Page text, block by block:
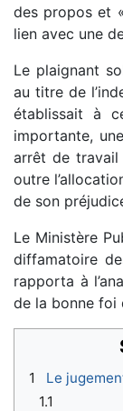
des propos et
lien avec une
Le plaignant
au titre de
établissait à
importante,
arrêt de travail
outre
de son
Le Ministère
diffamatoire
rapporta à
de la bonne foi
1
Le
1.1